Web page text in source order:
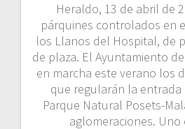
Heraldo, 13 de abril de
párquines controlados en
los Llanos del Hospital, de
de plaza. El Ayuntamiento
en marcha este verano los
que regularán la
Parque Natural Posets-
aglomeraciones.